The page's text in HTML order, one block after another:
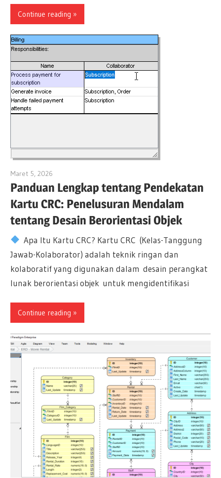
Continue reading
Maret 5, 2026
Panduan Lengkap tentang Pendekatan
Kartu CRC: Penelusuran Mendalam
tentang Desain Berorientasi Objek
Apa Itu Kartu CRC? Kartu CRC (Kelas-Tanggung
Jawab-Kolaborator) adalah teknik ringan dan
kolaboratif yang digunakan dalam desain perangkat
lunak berorientasi objek untuk mengidentifikasi
Continue reading